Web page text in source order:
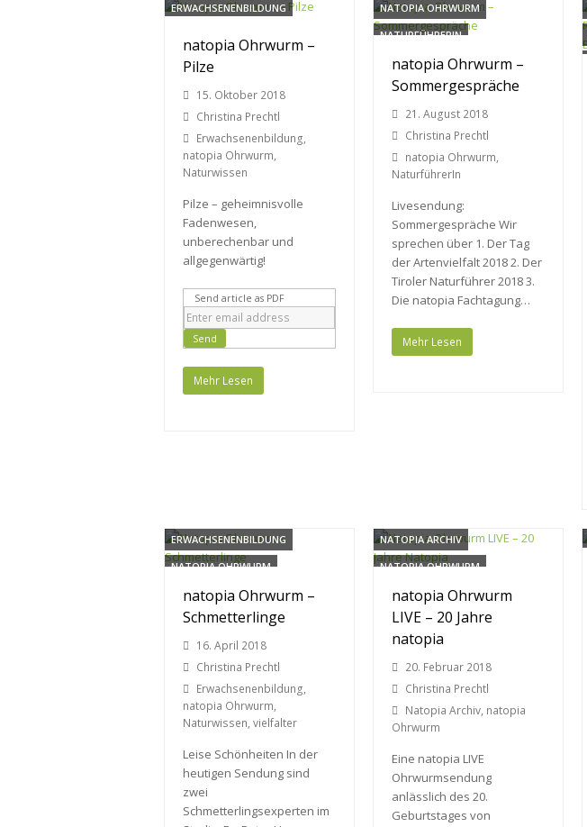
ERWACHSENENBILDUNG
NATURWISSEN
natopia Ohrwurm –
Pilze
15. Oktober 2018
Christina Prechtl
Erwachsenenbildung,
natopia Ohrwurm,
Naturwissen
Pilze – geheimnisvolle
Fadenwesen,
unberechenbar und
allgegenwärtig!
Send article as PDF
Mehr Lesen
NATOPIA OHRWURM
NATURFÜHRERIN
natopia Ohrwurm –
Sommergespräche
21. August 2018
Christina Prechtl
natopia Ohrwurm,
NaturführerIn
Livesendung:
Sommergespräche Wir
sprechen über 1. Der Tag
der Artenvielfalt 2018 2. Der
Tiroler Naturführer 2018 3.
Die natopia Fachtagung…
Mehr Lesen
ERWACHSENENBILDUNG
NATOPIA OHRWURM
NATURWISSEN
VIELFALTER
natopia Ohrwurm –
Schmetterlinge
16. April 2018
Christina Prechtl
Erwachsenenbildung,
natopia Ohrwurm,
Naturwissen, vielfalter
Leise Schönheiten In der
heutigen Sendung sind
zwei
Schmetterlingsexperten im
NATOPIA ARCHIV
NATOPIA OHRWURM
natopia Ohrwurm
LIVE – 20 Jahre
natopia
20. Februar 2018
Christina Prechtl
Natopia Archiv, natopia
Ohrwurm
Eine natopia LIVE
Ohrwurmsendung
anlässlich des 20.
Geburtstages von